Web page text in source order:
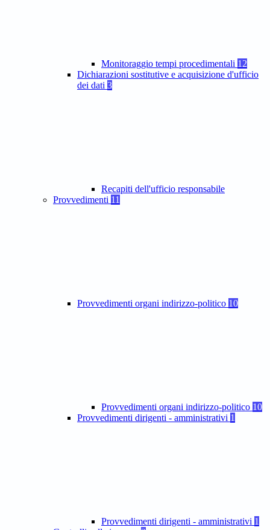
Monitoraggio tempi procedimentali 12
Dichiarazioni sostitutive e acquisizione d'ufficio
dei dati 3
Recapiti dell'ufficio responsabile
Provvedimenti 11
Provvedimenti organi indirizzo-politico 10
Provvedimenti organi indirizzo-politico 10
Provvedimenti dirigenti - amministrativi 1
Provvedimenti dirigenti - amministrativi 1